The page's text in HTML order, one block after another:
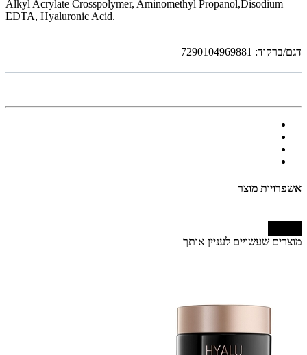
Alkyl Acrylate Crosspolymer, Aminomethyl Propanol,Disodium
EDTA, Hyaluronic Acid.
דגם/ברקוד: 7290104969881
אשפרויות מוצר
מוצרים שעשויים לעניין אותך